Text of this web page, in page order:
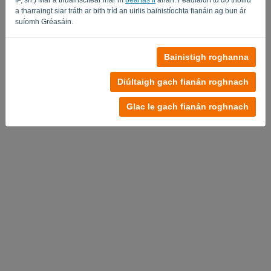
a tharraingt siar tráth ar bith tríd an uirlis bainistíochta fianáin ag bun ár
suíomh Gréasáin.
Bainistigh roghanna
Diúltaigh gach fianán roghnach
Glac le gach fianán roghnach